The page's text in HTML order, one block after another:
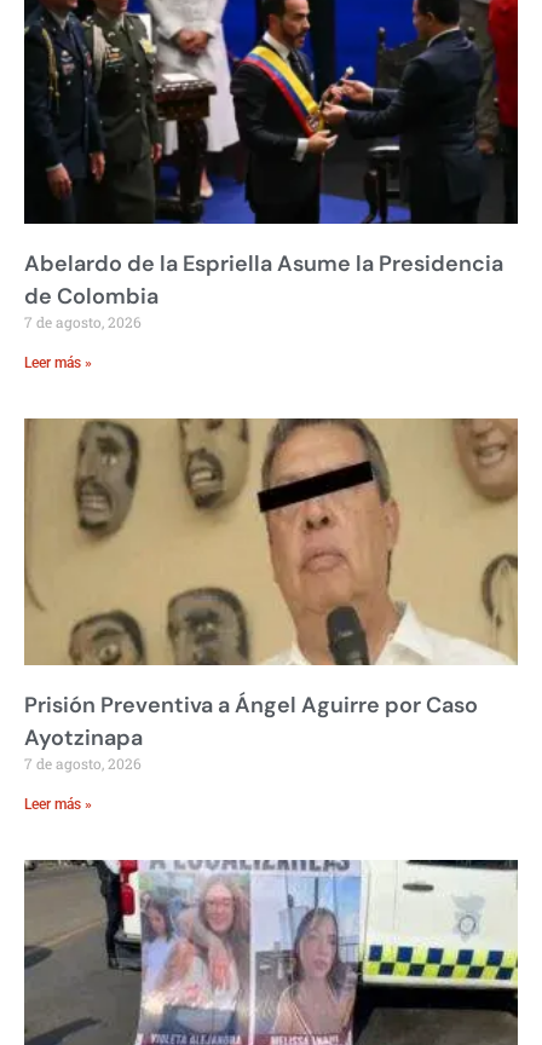
Abelardo de la Espriella Asume la Presidencia
de Colombia
7 de agosto, 2026
Leer más »
Prisión Preventiva a Ángel Aguirre por Caso
Ayotzinapa
7 de agosto, 2026
Leer más »